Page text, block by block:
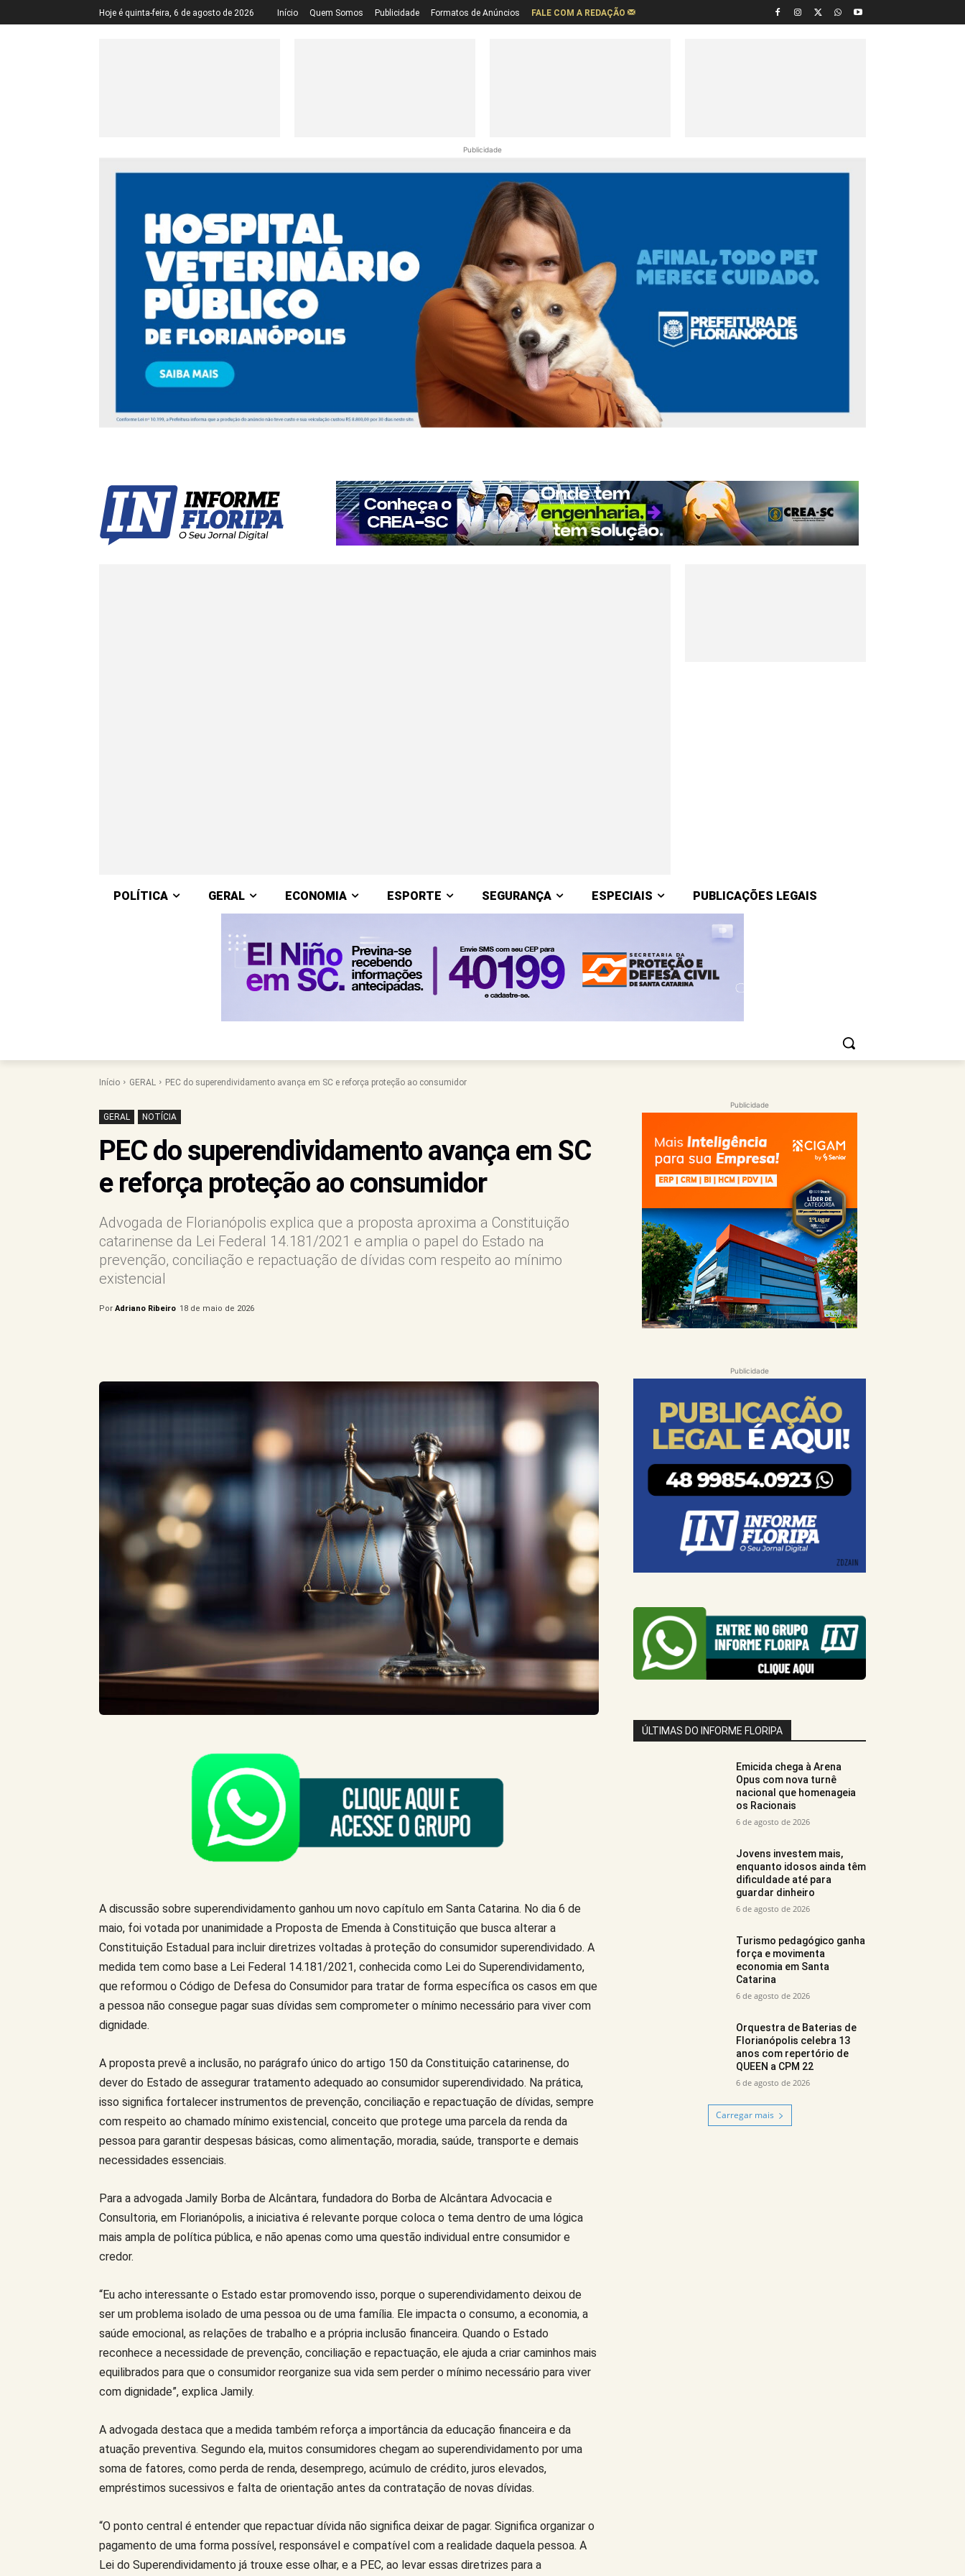
Hoje é quinta-feira, 6 de agosto de 2026 Início Quem Somos Publicidade Formatos de Anúncios FALE COM A REDAÇÃO
Publicidade
POLÍTICA GERAL ECONOMIA ESPORTE SEGURANÇA ESPECIAIS PUBLICAÇÕES LEGAIS
Início GERAL PEC do superendividamento avança em SC e reforça proteção ao consumidor
GERAL NOTÍCIA
PEC do superendividamento avança em SC
e reforça proteção ao consumidor
Advogada de Florianópolis explica que a proposta aproxima a Constituição
catarinense da Lei Federal 14.181/2021 e amplia o papel do Estado na
prevenção, conciliação e repactuação de dívidas com respeito ao mínimo
existencial
Por Adriano Ribeiro 18 de maio de 2026
A discussão sobre superendividamento ganhou um novo capítulo em Santa Catarina. No dia 6 de
maio, foi votada por unanimidade a Proposta de Emenda à Constituição que busca alterar a
Constituição Estadual para incluir diretrizes voltadas à proteção do consumidor superendividado. A
medida tem como base a Lei Federal 14.181/2021, conhecida como Lei do Superendividamento,
que reformou o Código de Defesa do Consumidor para tratar de forma específica os casos em que
a pessoa não consegue pagar suas dívidas sem comprometer o mínimo necessário para viver com
dignidade.
A proposta prevê a inclusão, no parágrafo único do artigo 150 da Constituição catarinense, do
dever do Estado de assegurar tratamento adequado ao consumidor superendividado. Na prática,
isso significa fortalecer instrumentos de prevenção, conciliação e repactuação de dívidas, sempre
com respeito ao chamado mínimo existencial, conceito que protege uma parcela da renda da
pessoa para garantir despesas básicas, como alimentação, moradia, saúde, transporte e demais
necessidades essenciais.
Para a advogada Jamily Borba de Alcântara, fundadora do Borba de Alcântara Advocacia e
Consultoria, em Florianópolis, a iniciativa é relevante porque coloca o tema dentro de uma lógica
mais ampla de política pública, e não apenas como uma questão individual entre consumidor e
credor.
“Eu acho interessante o Estado estar promovendo isso, porque o superendividamento deixou de
ser um problema isolado de uma pessoa ou de uma família. Ele impacta o consumo, a economia, a
saúde emocional, as relações de trabalho e a própria inclusão financeira. Quando o Estado
reconhece a necessidade de prevenção, conciliação e repactuação, ele ajuda a criar caminhos mais
equilibrados para que o consumidor reorganize sua vida sem perder o mínimo necessário para viver
com dignidade”, explica Jamily.
A advogada destaca que a medida também reforça a importância da educação financeira e da
atuação preventiva. Segundo ela, muitos consumidores chegam ao superendividamento por uma
soma de fatores, como perda de renda, desemprego, acúmulo de crédito, juros elevados,
empréstimos sucessivos e falta de orientação antes da contratação de novas dívidas.
“O ponto central é entender que repactuar dívida não significa deixar de pagar. Significa organizar o
pagamento de uma forma possível, responsável e compatível com a realidade daquela pessoa. A
Lei do Superendividamento já trouxe esse olhar, e a PEC, ao levar essas diretrizes para a
Publicidade
Publicidade
ÚLTIMAS DO INFORME FLORIPA
Emicida chega à Arena
Opus com nova turnê
nacional que homenageia
os Racionais
6 de agosto de 2026
Jovens investem mais,
enquanto idosos ainda têm
dificuldade até para
guardar dinheiro
6 de agosto de 2026
Turismo pedagógico ganha
força e movimenta
economia em Santa
Catarina
6 de agosto de 2026
Orquestra de Baterias de
Florianópolis celebra 13
anos com repertório de
QUEEN a CPM 22
6 de agosto de 2026
Carregar mais